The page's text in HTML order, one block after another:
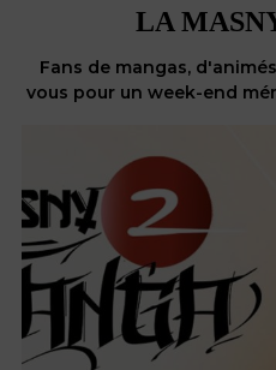
LA
Fans de mangas,
vous pour un week-end